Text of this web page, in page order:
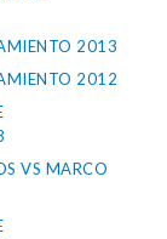
2013
2012
VS MARCO